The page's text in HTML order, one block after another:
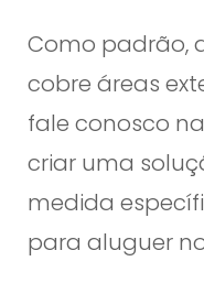
Como padrão,
cobre áreas
fale conosco
criar uma
medida
para aluguer